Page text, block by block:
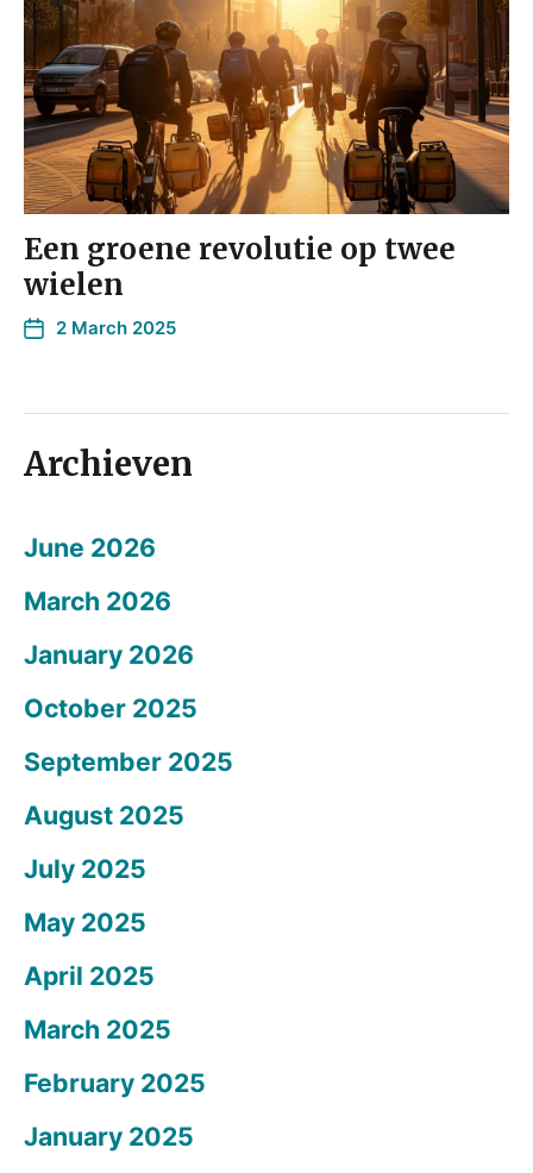
Een groene revolutie op twee
wielen
2 March 2025
Archieven
June 2026
March 2026
January 2026
October 2025
September 2025
August 2025
July 2025
May 2025
April 2025
March 2025
February 2025
January 2025